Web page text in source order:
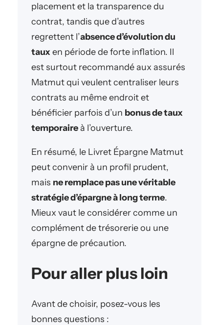
placement et la transparence du
contrat, tandis que d’autres
regrettent l’absence d’évolution du
tauxen période de forte inflation. Il
est surtout recommandé aux assurés
Matmut qui veulent centraliser leurs
contrats au même endroit et
bénéficier parfois d’un bonus de taux
temporaireà l’ouverture.
En résumé, le Livret Épargne Matmut
peut convenir à un profil prudent,
mais ne remplace pas une véritable
stratégie d’épargne à long terme.
Mieux vaut le considérer comme un
complément de trésorerie ou une
épargne de précaution.
Pour aller plus loin
Avant de choisir, posez-vous les
bonnes questions :